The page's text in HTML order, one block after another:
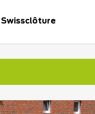
Swissclôture